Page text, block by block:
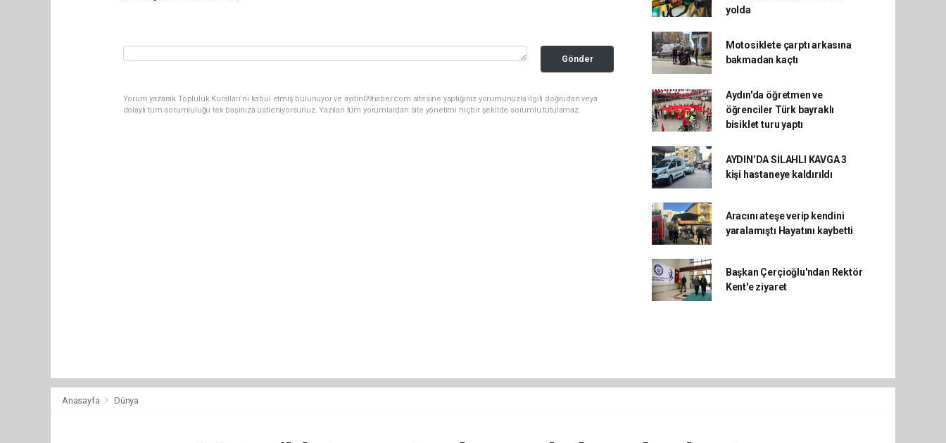
Gönder
Yorum yazarak Topluluk Kuralları’nı kabul etmiş bulunuyor ve aydin09haber.com sitesine yaptığınız yorumunuzla ilgili doğrudan veya
dolaylı tüm sorumluluğu tek başınıza üstleniyorsunuz. Yazılan tüm yorumlardan site yönetimi hiçbir şekilde sorumlu tutulamaz.
yolda
Motosiklete çarptı arkasına
bakmadan kaçtı
Aydın'da öğretmen ve
öğrenciler Türk bayraklı
bisiklet turu yaptı
AYDIN’DA SİLAHLI KAVGA 3
kişi hastaneye kaldırıldı
Aracını ateşe verip kendini
yaralamıştı Hayatını kaybetti
Başkan Çerçioğlu'ndan Rektör
Kent'e ziyaret
Anasayfa Dünya